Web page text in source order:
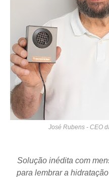
José Rubens - CEO
Solução inédita com
para lembrar a